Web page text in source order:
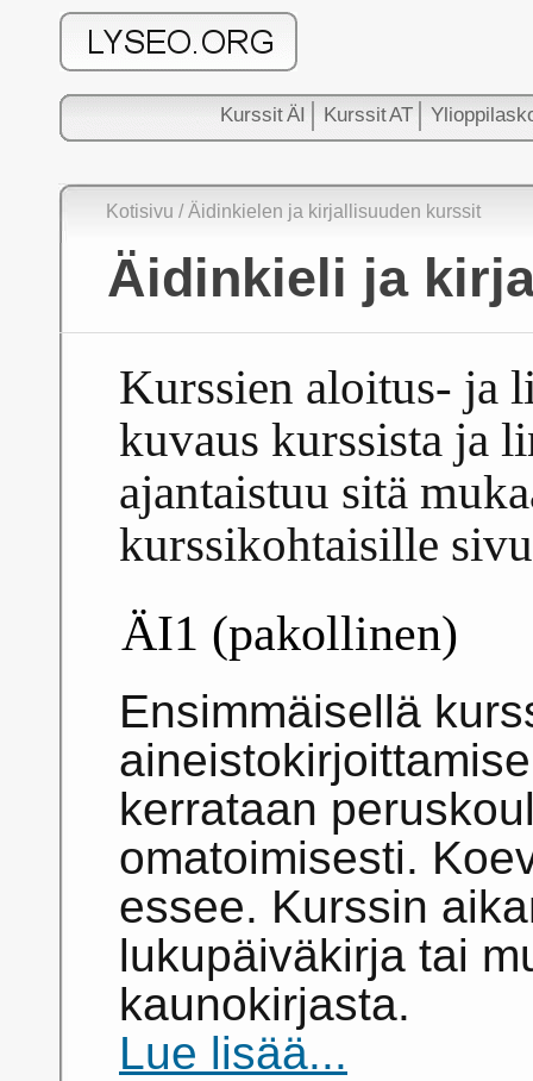
Kurssit ÄI Kurssit AT
Kotisivu / Äidinkielen ja kirjallisuuden kurssit
Äidinkieli ja
Kurssien aloitus- ja
kuvaus kurssista ja
ajantaistuu sitä
kurssikohtaisille
ÄI1 (pakollinen)
Ensimmäisellä
kerrataan
omatoimisesti.
essee. Kurssin
lukupäiväkirja tai
kaunokirjasta.
Lue lisää...